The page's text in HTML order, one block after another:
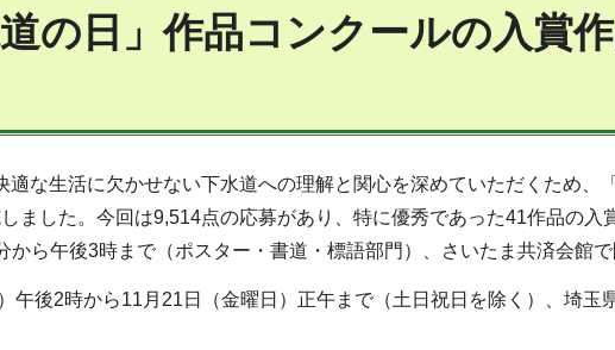
の日」作品コンクールの入賞
適な生活に欠かせない下水道への理解と関心を深めていただくため、
ました。今回は9,514点の応募があり、特に優秀であった41作品の入
から午後3時まで（ポスター・書道・標語部門）、さいたま共済会館で
午後2時から11月21日（金曜日）正午まで（土日祝日を除く）、埼玉